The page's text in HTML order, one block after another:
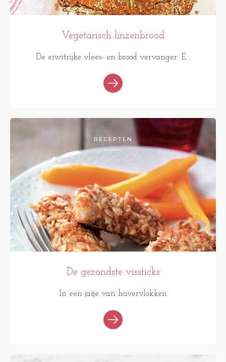
Vegetarisch linzenbrood
De eiwitrijke vlees- en brood vervanger. E...
RECEPTEN
De gezondste vissticks
In een jasje van havervlokken